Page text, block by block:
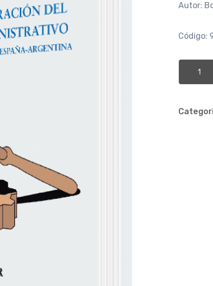
Autor:
Código: